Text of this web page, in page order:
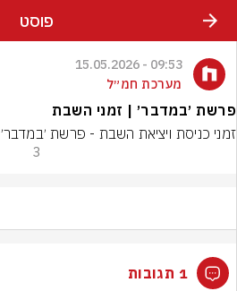
פוסט
09:53 - 15.05.2026
מערכת חמ״ל
פרשת ׳במדבר׳ | זמני השבת
זמני כניסת ויציאת השבת - פרשת ׳במדבר׳
3
1 תגובות